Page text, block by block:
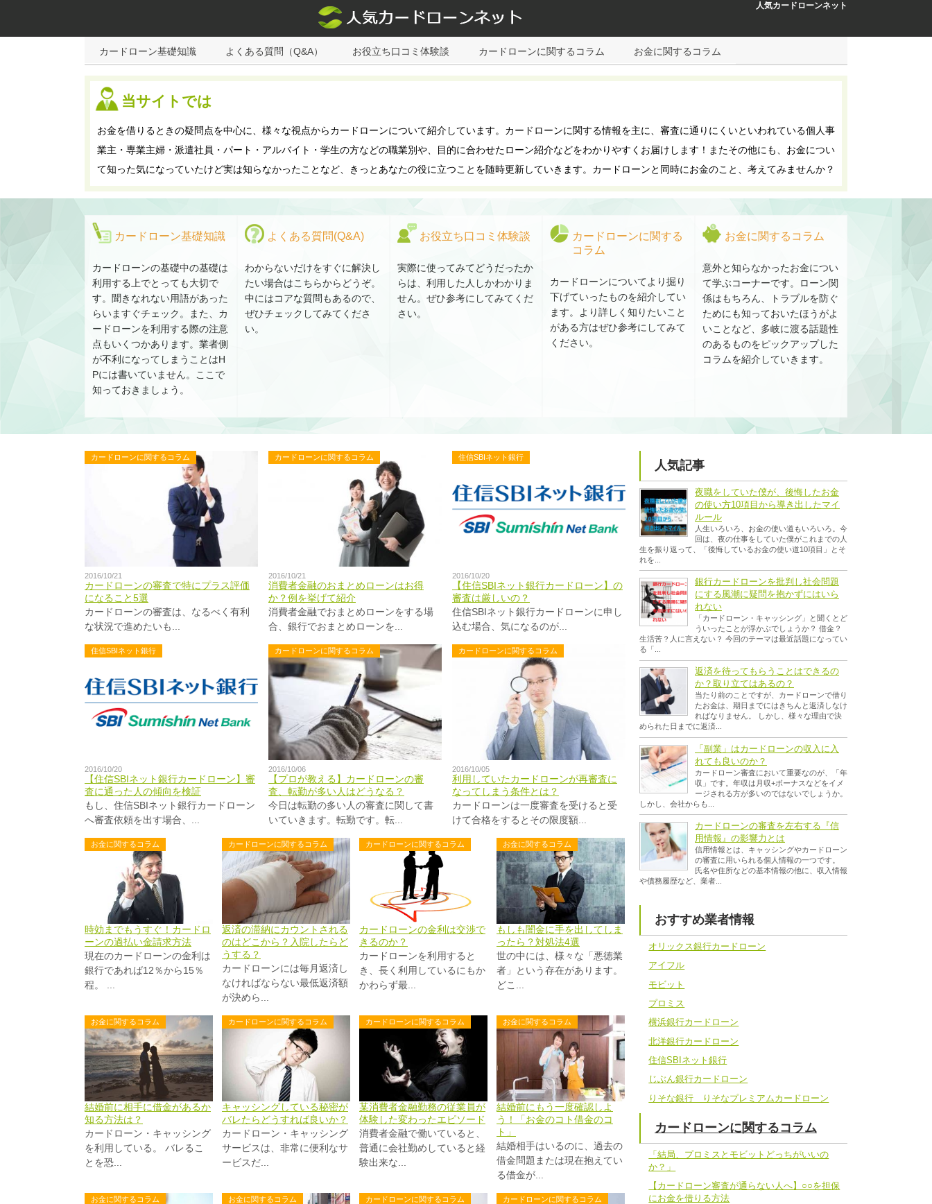
人気カードローンネット
カードローン基礎知識 よくある質問（Q&A） お役立ち口コミ体験談 カードローンに関するコラム お金に関するコラム
当サイトでは
お金を借りるときの疑問点を中心に、様々な視点からカードローンについて紹介しています。カードローンに関する情報を主に、審査に通りにくいといわれている個人事
業主・専業主婦・派遣社員・パート・アルバイト・学生の方などの職業別や、目的に合わせたローン紹介などをわかりやすくお届けします！またその他にも、お金につい
て知った気になっていたけど実は知らなかったことなど、きっとあなたの役に立つことを随時更新していきます。カードローンと同時にお金のこと、考えてみませんか？
カードローン基礎知識
カードローンの基礎中の基礎は
利用する上でとっても大切で
す。聞きなれない用語があった
らいますぐチェック。また、カ
ードローンを利用する際の注意
点もいくつかあります。業者側
が不利になってしまうことはH
Pには書いていません。ここで
知っておきましょう。
よくある質問(Q&A)
わからないだけをすぐに解決し
たい場合はこちらからどうぞ。
中にはコアな質問もあるので、
ぜひチェックしてみてくださ
い。
お役立ち口コミ体験談
実際に使ってみてどうだったか
らは、利用した人しかわかりま
せん。ぜひ参考にしてみてくだ
さい。
カードローンに関する
コラム
カードローンについてより掘り
下げていったものを紹介してい
ます。より詳しく知りたいこと
がある方はぜひ参考にしてみて
ください。
お金に関するコラム
意外と知らなかったお金につい
て学ぶコーナーです。ローン関
係はもちろん、トラブルを防ぐ
ためにも知っておいたほうがよ
いことなど、多岐に渡る話題性
のあるものをピックアップした
コラムを紹介していきます。
カードローンに関するコラム
2016/10/21
カードローンの審査で特にプラス評価
になること5選
カードローンの審査は、なるべく有利
な状況で進めたいも...
カードローンに関するコラム
2016/10/21
消費者金融のおまとめローンはお得
か？例を挙げて紹介
消費者金融でおまとめローンをする場
合、銀行でおまとめローンを...
住信SBIネット銀行
2016/10/20
【住信SBIネット銀行カードローン】の
審査は厳しいの？
住信SBIネット銀行カードローンに申し
込む場合、気になるのが...
住信SBIネット銀行
2016/10/20
【住信SBIネット銀行カードローン】審
査に通った人の傾向を検証
もし、住信SBIネット銀行カードローン
へ審査依頼を出す場合、...
カードローンに関するコラム
2016/10/06
【プロが教える】カードローンの審
査、転勤が多い人はどうなる？
今日は転勤の多い人の審査に関して書
いていきます。転勤です。転...
カードローンに関するコラム
2016/10/05
利用していたカードローンが再審査に
なってしまう条件とは？
カードローンは一度審査を受けると受
けて合格をするとその限度額...
お金に関するコラム
時効までもうすぐ！カードロ
ーンの過払い金請求方法
現在のカードローンの金利は
銀行であれば12％から15％
程。 ...
カードローンに関するコラム
返済の滞納にカウントされる
のはどこから？入院したらど
うする？
カードローンには毎月返済し
なければならない最低返済額
が決めら...
カードローンに関するコラム
カードローンの金利は交渉で
きるのか？
カードローンを利用すると
き、長く利用しているにもか
かわらず最...
お金に関するコラム
もしも闇金に手を出してしま
ったら？対処法4選
世の中には、様々な「悪徳業
者」という存在があります。
どこ...
お金に関するコラム
結婚前に相手に借金があるか
知る方法は？
カードローン・キャッシング
を利用している。 バレるこ
とを恐...
カードローンに関するコラム
キャッシングしている秘密が
バレたらどうすれば良いか？
カードローン・キャッシング
サービスは、非常に便利なサ
ービスだ...
カードローンに関するコラム
某消費者金融勤務の従業員が
体験した変わったエピソード
消費者金融で働いていると、
普通に会社勤めしていると経
験出来な...
お金に関するコラム
結婚前にもう一度確認しよ
う！「お金のコト借金のコ
ト」
結婚相手はいるのに、過去の
借金問題または現在抱えてい
る借金が...
お金に関するコラム お金に関するコラム カードローンに関するコラム カードローンに関するコラム
人気記事
夜職をしていた僕が、後悔したお金
の使い方10項目から導き出したマイ
ルール
人生いろいろ、お金の使い道もいろいろ。今
回は、夜の仕事をしていた僕がこれまでの人
生を振り返って、「後悔しているお金の使い道10項目」とそ
れを...
銀行カードローンを批判し社会問題
にする風潮に疑問を抱かずにはいら
れない
「カードローン・キャッシング」と聞くとど
ういったことが浮かぶでしょうか？ 借金？
生活苦？人に言えない？ 今回のテーマは最近話題になってい
る「...
返済を待ってもらうことはできるの
か？取り立てはあるの？
当たり前のことですが、カードローンで借り
たお金は、期日までにはきちんと返済しなけ
ればなりません。 しかし、様々な理由で決
められた日までに返済...
「副業」はカードローンの収入に入
れても良いのか？
カードローン審査において重要なのが、「年
収」です。年収は月収+ボーナスなどをイメ
ージされる方が多いのではないでしょうか。
しかし、会社からも...
カードローンの審査を左右する『信
用情報』の影響力とは
信用情報とは、キャッシングやカードローン
の審査に用いられる個人情報の一つです。
氏名や住所などの基本情報の他に、収入情報
や債務履歴など、業者...
おすすめ業者情報
オリックス銀行カードローン
アイフル
モビット
プロミス
横浜銀行カードローン
北洋銀行カードローン
住信SBIネット銀行
じぶん銀行カードローン
りそな銀行 りそなプレミアムカードローン
カードローンに関するコラム
「結局、プロミスとモビットどっちがいいの
か？」
【カードローン審査が通らない人へ】○○を担保
にお金を借りる方法